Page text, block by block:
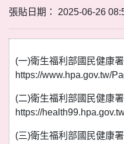
張貼日期： 2025-06-26
(一)衛生福利部國民健康
https://www.hpa.gov.tw/
(二)衛生福利部國民健康
https://
(三)衛生福利部國民健康